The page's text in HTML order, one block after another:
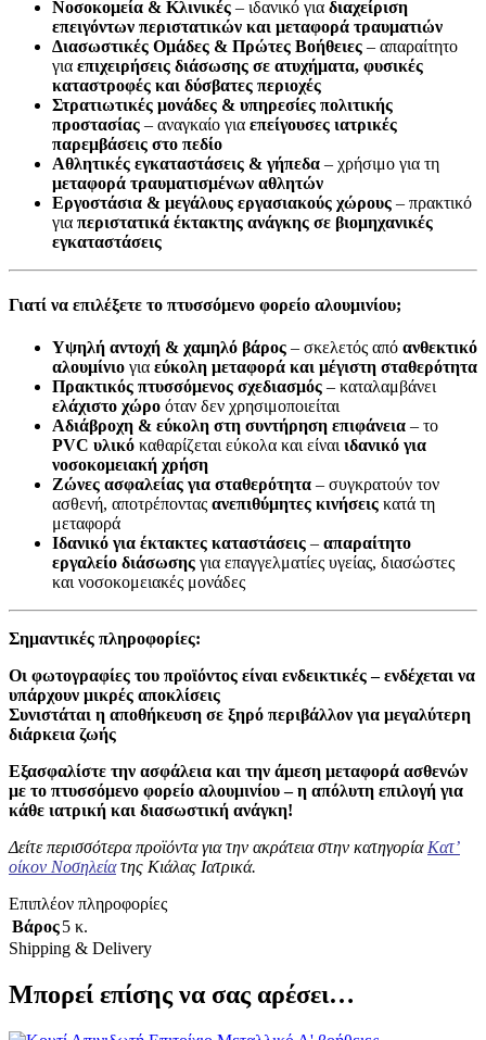
Νοσοκομεία & Κλινικές – ιδανικό για διαχείριση
επειγόντων περιστατικών και μεταφορά τραυματιών
Διασωστικές Ομάδες & Πρώτες Βοήθειες – απαραίτητο
για επιχειρήσεις διάσωσης σε ατυχήματα, φυσικές
καταστροφές και δύσβατες περιοχές
Στρατιωτικές μονάδες & υπηρεσίες πολιτικής
προστασίας – αναγκαίο για επείγουσες ιατρικές
παρεμβάσεις στο πεδίο
Αθλητικές εγκαταστάσεις & γήπεδα – χρήσιμο για τη
μεταφορά τραυματισμένων αθλητών
Εργοστάσια & μεγάλους εργασιακούς χώρους – πρακτικό
για περιστατικά έκτακτης ανάγκης σε βιομηχανικές
εγκαταστάσεις
Γιατί να επιλέξετε το πτυσσόμενο φορείο αλουμινίου;
Υψηλή αντοχή & χαμηλό βάρος – σκελετός από ανθεκτικό
αλουμίνιο για εύκολη μεταφορά και μέγιστη σταθερότητα
Πρακτικός πτυσσόμενος σχεδιασμός – καταλαμβάνει
ελάχιστο χώρο όταν δεν χρησιμοποιείται
Αδιάβροχη & εύκολη στη συντήρηση επιφάνεια – το
PVC υλικό καθαρίζεται εύκολα και είναι ιδανικό για
νοσοκομειακή χρήση
Ζώνες ασφαλείας για σταθερότητα – συγκρατούν τον
ασθενή, αποτρέποντας ανεπιθύμητες κινήσεις κατά τη
μεταφορά
Ιδανικό για έκτακτες καταστάσεις – απαραίτητο
εργαλείο διάσωσης για επαγγελματίες υγείας, διασώστες
και νοσοκομειακές μονάδες
Σημαντικές πληροφορίες:
Οι φωτογραφίες του προϊόντος είναι ενδεικτικές – ενδέχεται να
υπάρχουν μικρές αποκλίσεις
Συνιστάται η αποθήκευση σε ξηρό περιβάλλον για μεγαλύτερη
διάρκεια ζωής
Εξασφαλίστε την ασφάλεια και την άμεση μεταφορά ασθενών
με το πτυσσόμενο φορείο αλουμινίου – η απόλυτη επιλογή για
κάθε ιατρική και διασωστική ανάγκη!
Δείτε περισσότερα προϊόντα για την ακράτεια στην κατηγορία Κατ’
οίκον Νοσηλείατης Κιάλας Ιατρικά.
Επιπλέον πληροφορίες
Βάρος5 κ.
Shipping & Delivery
Μπορεί επίσης να σας αρέσει…